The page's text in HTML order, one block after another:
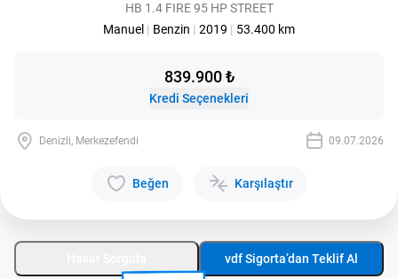
HB 1.4 FIRE 95 HP STREET
Manuel | Benzin | 2019 | 53.400 km
839.900 ₺
Kredi Seçenekleri
Denizli, Merkezefendi 09.07.2026
Beğen Karşılaştır
vdf Sigorta’dan Teklif Al